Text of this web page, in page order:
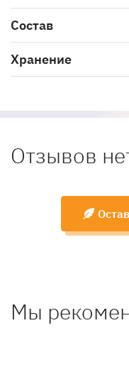
Состав
Хранение
Отзывов
Мы